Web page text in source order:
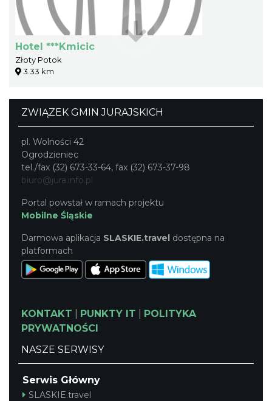
Hotel ***Kmicic
Złoty Potok
3.33 km
ZWIĄZEK GMIN JURAJSKICH
pl. Wolności 42
Ogrodzieniec
tel./fax (32) 673-33-64, fax (32) 673-37-98
biuro@jura.info.pl
Portal powstał w ramach projektu
Mobilne Śląskie
Darmowa aplikacja SLASKIE.travel dostępna na
platformach
KONTAKT PUNKTY IT
POLITYKA
PRYWATNOŚCI
NASZE SERWISY
Serwis Główny
SLASKIE.travel